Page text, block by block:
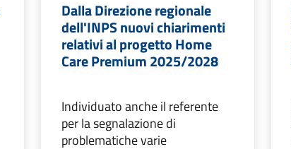
Dalla Direzione regionale
dell'INPS nuovi chiarimenti
relativi al progetto Home
Care Premium 2025/2028
Individuato anche il referente
per la segnalazione di
problematiche varie